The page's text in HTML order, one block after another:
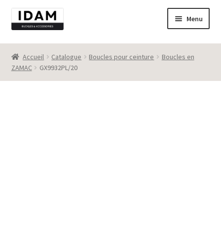
Aller
à
Aller
au
Menu
Catalogue
New
Accueil Catalogue Boucles pour ceinture
Boucles en
ZAMAC
GX9932PL/20